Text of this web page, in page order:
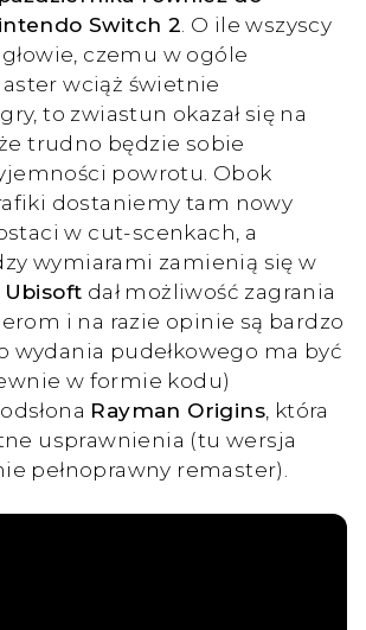
Switch 2 . O ile wszyscy
czemu w ogóle
wciąż świetnie
to zwiastun okazał się na
trudno będzie sobie
powrotu. Obok
dostaniemy tam nowy
w cut-scenkach, a
wymiarami zamienią się w
Ubisoft dał możliwość zagrania
i na razie opinie są bardzo
wydania pudełkowego ma być
w formie kodu)
Rayman Origins , która
usprawnienia (tu wersja
pełnoprawny remaster).